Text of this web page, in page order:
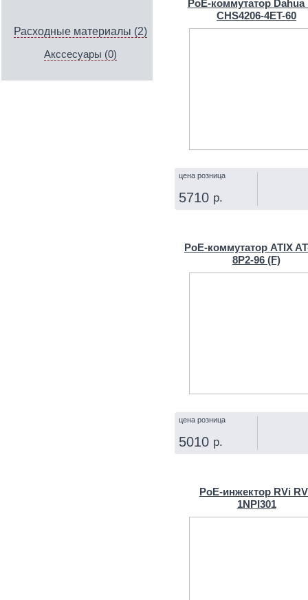
Расходные материалы (2)
Акссесуары (0)
PoE-коммутатор Dahua
CHS4206-4ET-60
цена розница
5710 р.
PoE-коммутатор ATIX
8P2-96 (F)
цена розница
5010 р.
PoE-инжектор RVi
1NPI301